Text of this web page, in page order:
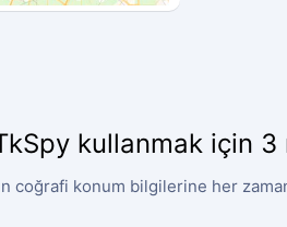
kullanmak için 3
coğrafi konum bilgilerine her